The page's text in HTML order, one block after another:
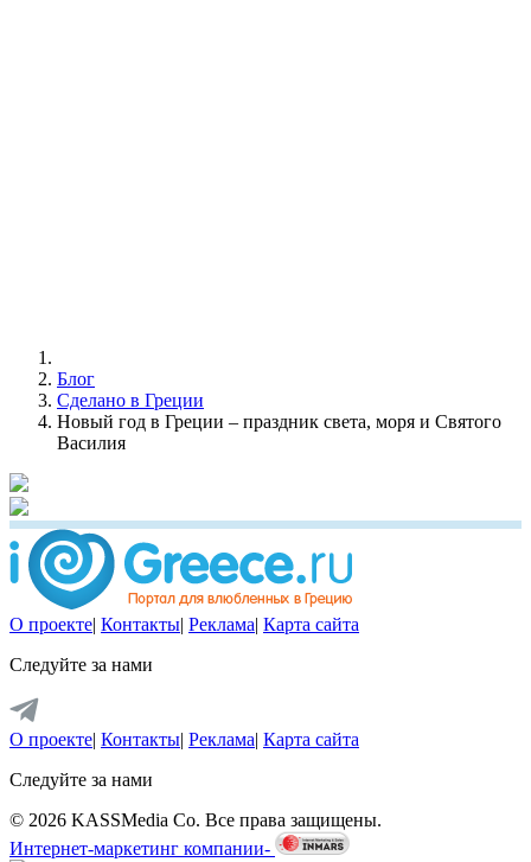
Блог
Сделано в Греции
Новый год в Греции – праздник света, моря и Святого
Василия
О проекте| Контакты| Реклама| Карта сайта
Следуйте за нами
О проекте| Контакты| Реклама| Карта сайта
Следуйте за нами
© 2026 KASSMedia Co. Все права защищены.
Интернет-маркетинг компании-